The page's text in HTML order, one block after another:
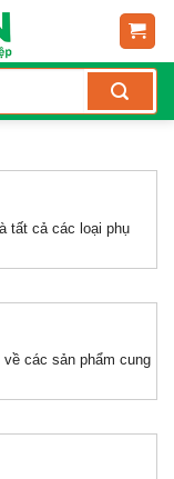
tất cả các loại phụ
các sản phẩm cung